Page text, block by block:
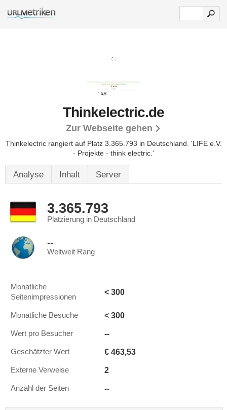
Thinkelectric.de
Zur Webseite gehen
Thinkelectric rangiert auf Platz 3.365.793 in Deutschland. 'LIFE e.V.
- Projekte - think electric.'
Analyse Inhalt Server
3.365.793
Platzierung in Deutschland
--
Weltweit Rang
Monatliche
Seitenimpressionen
< 300
Monatliche Besuche < 300
Wert pro Besucher --
Geschätzter Wert € 463,53
Externe Verweise 2
Anzahl der Seiten --